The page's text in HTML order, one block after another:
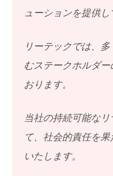
ューションを提供し
リーテックでは、
むステークホルダ
おります。
当社の持続可能な
て、社会的責任を
いたします。